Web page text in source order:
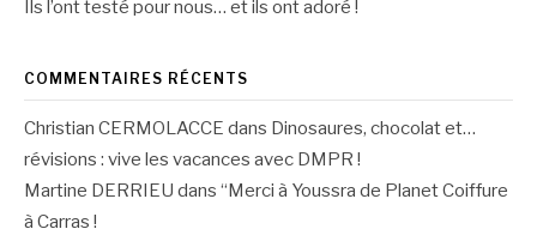
Ils l’ont testé pour nous… et ils ont adoré !
COMMENTAIRES RÉCENTS
Christian CERMOLACCE dans Dinosaures, chocolat et…
révisions : vive les vacances avec DMPR !
Martine DERRIEU dans “Merci à Youssra de Planet Coiffure
à Carras !